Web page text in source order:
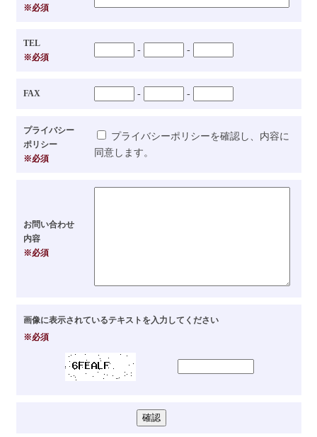
※必須
TEL
※必須
- -
FAX - -
プライバシー
ポリシー
※必須
プライバシーポリシーを確認し、内容に
同意します。
お問い合わせ
内容
※必須
画像に表示されているテキストを入力してください
※必須